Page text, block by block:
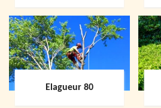
Elagueur 80